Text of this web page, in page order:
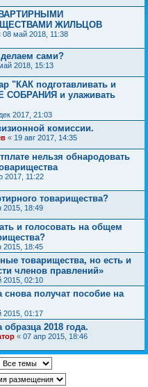
ЖИЛЬЦОВ
08 май 2018, 11:38
сами?
2018, 15:13
"КАК подготавливать и
и улаживать
2017, 21:03
комиссии.
« 19 авг 2017, 14:35
нельзя обнародовать
2017, 11:22
товарищества?
2015, 18:49
и голосовать на общем
2015, 18:45
товарищества, но есть и
членов правлений»
2015, 02:10
снова получат пособие на
2015, 01:17
2018 года.
« 07 апр 2015, 18:46